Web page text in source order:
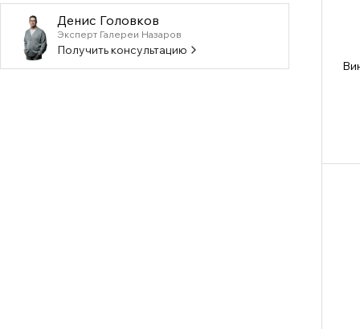
Денис Головков
Эксперт Галереи Назаров
Получить консультацию